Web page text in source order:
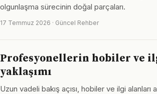
olgunlaşma sürecinin doğal parçaları.
17 Temmuz 2026 · Güncel Rehber
Profesyonellerin hobiler ve
yaklaşımı
Uzun vadeli bakış açısı, hobiler ve ilgi alanları